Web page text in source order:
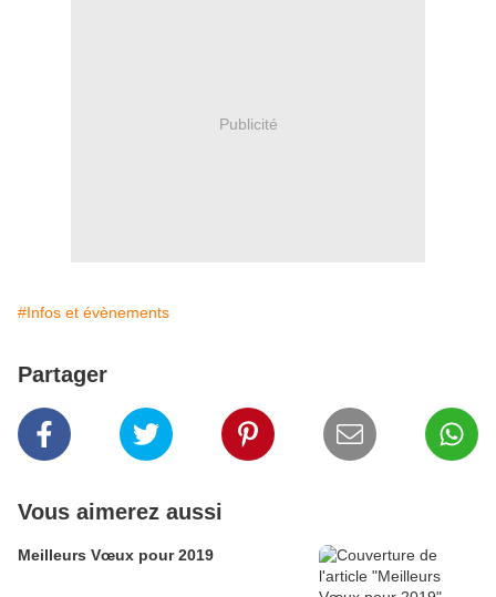
Publicité
#Infos et évènements
Partager
Vous aimerez aussi
Meilleurs Vœux pour 2019